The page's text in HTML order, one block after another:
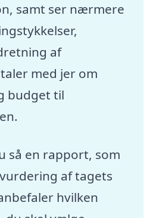
samt ser nærmere
af
med jer om
budget til
så en rapport, som
af tagets
hvilken